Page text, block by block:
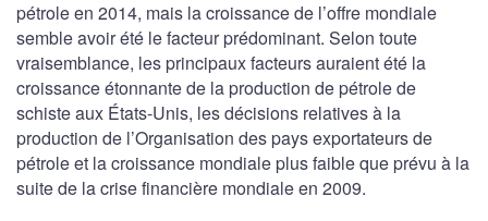
pétrole en 2014, mais la croissance de l’offre mondiale
semble avoir été le facteur prédominant. Selon toute
vraisemblance, les principaux facteurs auraient été la
croissance étonnante de la production de pétrole de
schiste aux États-Unis, les décisions relatives à la
production de l’Organisation des pays exportateurs de
pétrole et la croissance mondiale plus faible que prévu à la
suite de la crise financière mondiale en 2009.